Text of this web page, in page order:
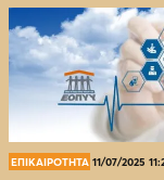
ΕΠΙΚΑΙΡΟΤΗΤΑ 11/07/2025